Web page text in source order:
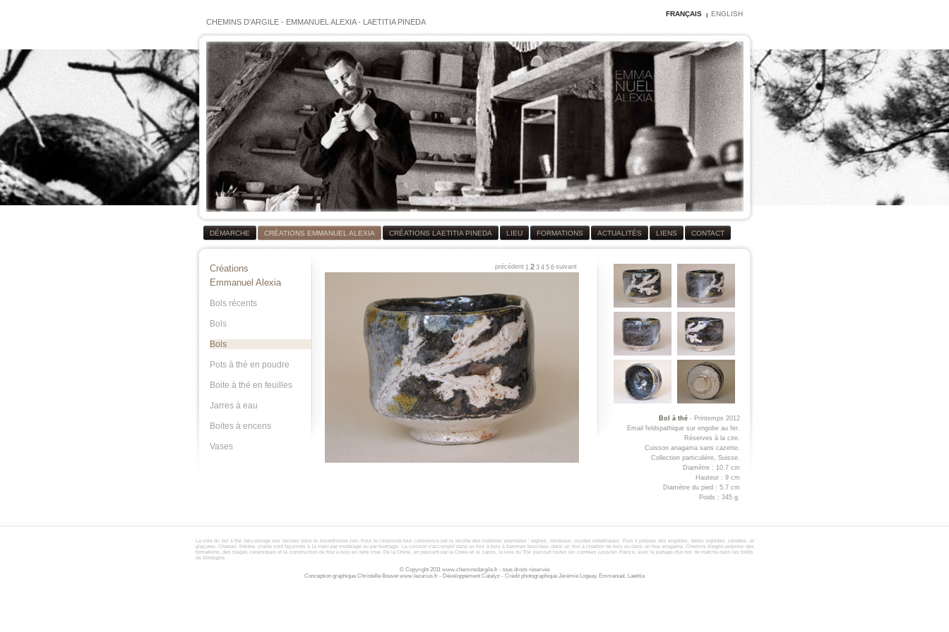
FRANÇAIS ENGLISH
CHEMINS D'ARGILE - EMMANUEL ALEXIA- LAETITIA PINEDA
DÉMARCHE CRÉATIONS EMMANUEL ALEXIA CRÉATIONS LAETITIA PINEDA LIEU FORMATIONS ACTUALITÉS LIENS CONTACT
Créations
Emmanuel Alexia
Bols récents
Bols
Bols
Pots à thé en poudre
Boite à thé en feuilles
Jarres à eau
Boites à encens
Vases
suivant
1 2 3 4 5 6
précédent
Bol à thé- Printemps 2012
Email feldspathique sur engobe au fer.
Réserves à la cire.
Cuisson anagama sans cazette.
Collection particulière, Suisse.
Diamètre : 10.7 cm
Hauteur : 9 cm
Diamètre du pied : 5.7 cm
Poids ; 345 g.
La voie du bol à thé rakuplonge ses racines dans le bouddhisme zen. Pour le céramiste tout commence par la récolte des matières premières :argiles minéraux ,oxydes métalliques . Puis il prépare des engobes, terres sigillées
, cendres, et
glaçures. Chawan, théière, chaïre sont façonnés à la main par modelage ou par tournage. La cuisson s'accomplit dans un four à bois à flammes bouclées, dans un four à charbon de bois ou dans un four anagama.Chemins d'argile propose des
formations, des stages céramiques et la construction de four à bois en terre crue.
De la Chine, en passant par la Corée et le Japon, la voie du Thé parcourt toutes les contrées jusqu'en France, avec le partage d'un bol de matcha dans les forêts
de Dordogne.
© Copyright 2011 www.cheminsdargile.fr- tous droits réservés
Conception graphique Christelle Bouvet www.lezarius.fr - Développement Catalyz - Crédit photographique Jérémie Logeay, Emmanuel, Laetitia